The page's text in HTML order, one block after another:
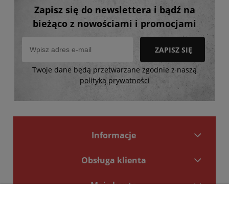
Zapisz się do newslettera i bądź na
bieżąco z nowościami i promocjami
ZAPISZ SIĘ
Twoje dane będą przetwarzane zgodnie z naszą
polityką prywatności
Informacje
Obsługa klienta
Moje konto